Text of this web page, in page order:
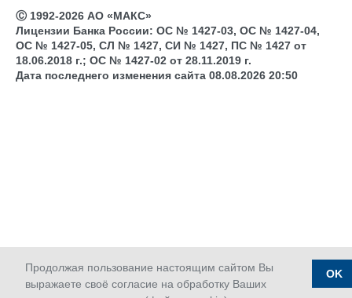
Продолжая пользование настоящим сайтом Вы
выражаете своё согласие на обработку Ваших
OK
Ⓒ 1992-2026 АО «МАКС»
Лицензии Банка России: ОС № 1427-03, ОС № 1427-04,
ОС № 1427-05, СЛ № 1427, СИ № 1427, ПС № 1427 от
18.06.2018 г.; ОС № 1427-02 от 28.11.2019 г.
Дата последнего изменения сайта 08.08.2026 20:50